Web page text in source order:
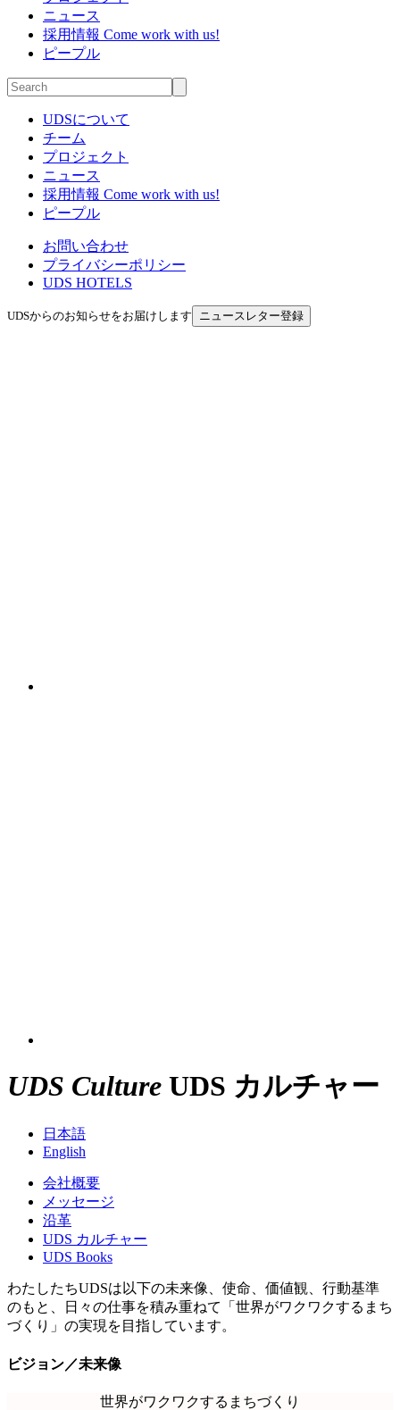
ニュース
採用情報 Come work with us!
ピープル
UDSについて
チーム
プロジェクト
ニュース
採用情報 Come work with us!
ピープル
お問い合わせ
プライバシーポリシー
UDS HOTELS
UDSからのお知らせをお届けします ニュースレター登録
UDS Culture UDS カルチャー
日本語
English
会社概要
メッセージ
沿革
UDS カルチャー
UDS Books
わたしたちUDSは以下の未来像、使命、価値観、行動基準
のもと、日々の仕事を積み重ねて「世界がワクワクするまち
づくり」の実現を目指しています。
ビジョン／未来像
世界がワクワクするまちづくり